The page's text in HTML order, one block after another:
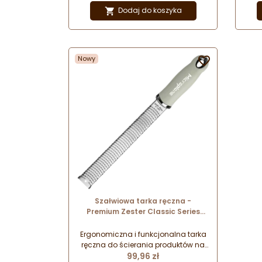
bezpieczeństwo pracy oraz
wyjątkowe wzornictwo doceniane
przez najlepszych szefów kuchni na
wybierzesz?
 Dodaj do koszyka
Nowy
Szałwiowa tarka ręczna -
Premium Zester Classic Series
46723
Ergonomiczna i funkcjonalna tarka
ręczna do ścierania produktów na
drobne wiórki i nitki. Doskonałe
Cena
99,96 zł
